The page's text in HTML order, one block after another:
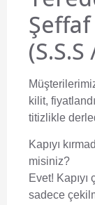
Şeffaf
kilit,
titizlikle
Kapıyı
misiniz?
Evet!
sadece